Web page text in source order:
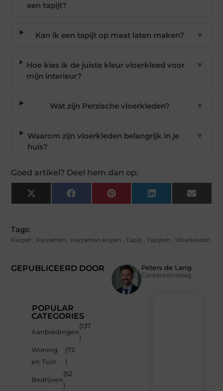
een tapijt?
Kan ik een tapijt op maat laten maken? ▼
Hoe kies ik de juiste kleur vloerkleed voor
mijn interieur?
▼
Wat zijn Perzische vloerkleden? ▼
Waarom zijn vloerkleden belangrijk in je
huis?
▼
Goed artikel? Deel hem dan op:
X
(Twitter)
FacebookPinterest LinkedIn Email
GEPUBLICEERD DOOR Peters de Lang
Contentstrateeg
Tags:
Karpet , Karpetten , Karpetten kopen , Tapijt , Tapijten ,Vloerkleden
POPULAR
CATEGORIES
Aanbiedingen
(137
)
Woning
en Tuin
(72
)
Bedrijven
(52
)